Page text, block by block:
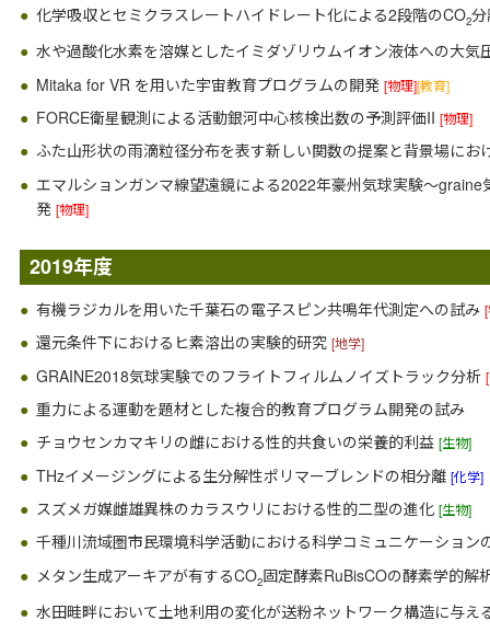
化学吸収とセミクラスレートハイドレート化による2段階のCO2
水や過酸化水素を溶媒としたイミダゾリウムイオン液体への大
Mitaka for VR を用いた宇宙教育プログラムの開発[物理][教育]
FORCE衛星観測による活動銀河中心核検出数の予測評価II[物理]
ふた山形状の雨滴粒径分布を表す新しい関数の提案と背景場に
エマルションガンマ線望遠鏡による2022年豪州気球実験〜graine
発[物理]
2019年度
有機ラジカルを用いた千葉石の電子スピン共鳴年代測定への試み
還元条件下におけるヒ素溶出の実験的研究[地学]
GRAINE2018気球実験でのフライトフィルムノイズトラック分析
重力による運動を題材とした複合的教育プログラム開発の試み
チョウセンカマキリの雌における性的共食いの栄養的利益[生物]
THzイメージングによる生分解性ポリマーブレンドの相分離[化学]
スズメガ媒雌雄異株のカラスウリにおける性的二型の進化[生物]
千種川流域圏市民環境科学活動における科学コミュニケーショ
メタン生成アーキアが有するCO2固定酵素RuBisCOの酵素学的解
水田畦畔において土地利用の変化が送粉ネットワーク構造に与え